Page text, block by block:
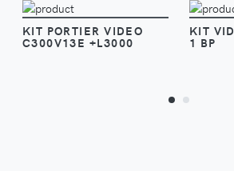
KIT PORTIER VIDEO
C300V13E +L3000
KIT
1 BP